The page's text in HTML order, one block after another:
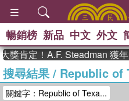
熱
、
暢銷榜 新品 中文 外文
！A.F. Steadman 獲年度作
搜尋結果/ Republic of
關鍵字：Republic of Texa...